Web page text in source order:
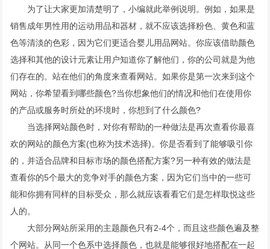
为了让大家更加清楚明了，小编就此举例说明。例如，如果是
销售成年男性用的运动用品和器材，就不应该选择粉色、黄色和蓝
色等清淡的色彩，因为它们更适合婴儿用品网站。你应该借助颜色
选择和其他的设计元素让用户知道你了解他们，你的公司就是为他
们存在的。站在他们的角度来查看网站。如果你是第一次来到这个
网站，你希望看到哪些颜色?当你想象他们的情况和他们在使用你
的产品或服务时所处的环境时，你想到了什么颜色?
当选择网站颜色时，对你有帮助的一种做法是再次查看你最喜
欢的网站的颜色方案(也称为技术选择)。你是否看到了能够吸引你
的，并适合品牌和目标市场的颜色搭配方案?另一种有效的做法是
查看你的5个最大的竞争对手的颜色方案，因为它们当中的一些可
能和你拥有同样的目标受众，那么就应该看看它们是怎样取悦这些
人的。
大部分网站所采用的主题颜色只有2-4个，而且这些颜色遍及整
个网站。从同一个色系中选择颜色，也就是能够很好地搭配在一起